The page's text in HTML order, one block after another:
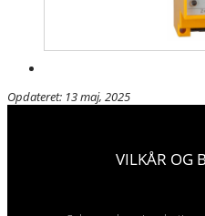
Opdateret: 13 maj, 2025
VILKÅR OG